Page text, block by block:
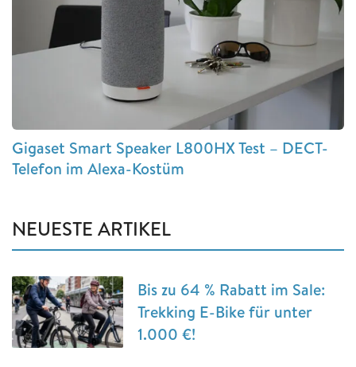
Gigaset Smart Speaker L800HX Test – DECT-
Telefon im Alexa-Kostüm
NEUESTE ARTIKEL
Bis zu 64 % Rabatt im Sale:
Trekking E-Bike für unter
1.000 €!